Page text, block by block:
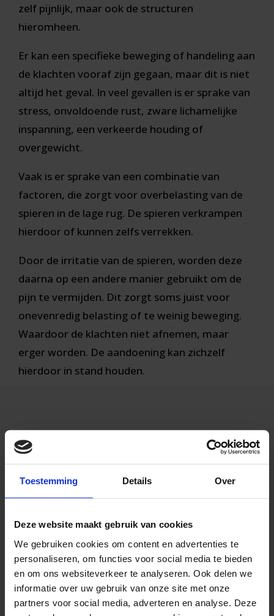
Toestemming Details Over
Deze website maakt gebruik van cookies
We gebruiken cookies om content en advertenties te
personaliseren, om functies voor social media te bieden
en om ons websiteverkeer te analyseren. Ook delen we
informatie over uw gebruik van onze site met onze
partners voor social media, adverteren en analyse. Deze
zelf pijnlijk, maar ook de structuren
hieromheen.
Er kan een specifieke beweging of handeling aan
de klachten vooraf zijn gegaan, maar dit is niet
altijd het geval. In veel gevallen is er sprake van
stress, onvoldoende rust, zware lichamelijke
inspanning, een verkeerde houding of
overgewicht.
Vaak is er sprake van een combinatie van
factoren, die zorgt voor overbelasting van de
spieren in de lage rug. De spieren verkrampen
hierdoor of kunnen zelfs verrekken.
Door de irritatie van de spieren, worden deze
daarna op een andere manier gebruikt om de
pijn te vermijden. Dit zorgt soms juist voor
onevenredig belasting of te weinig beweging.
Waardoor de klachten niet afnemen, maar
erger worden. De aandoening kan zichzelf
hierdoor in stand houden.
Gesprek met Chiropractie
Praktijk Kennemerland
Voor vrijblijvende informatie kunt u het
assistentes zal u binnen 48 uur bellen om u
vragen zo goed mogelijk te beantwoorden.